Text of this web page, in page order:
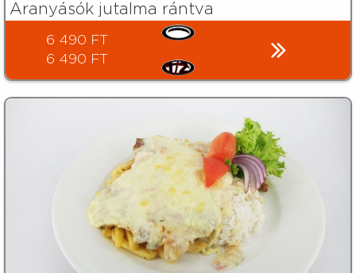
Aranyásók jutalma rántva
6 490 FT
6 490 FT